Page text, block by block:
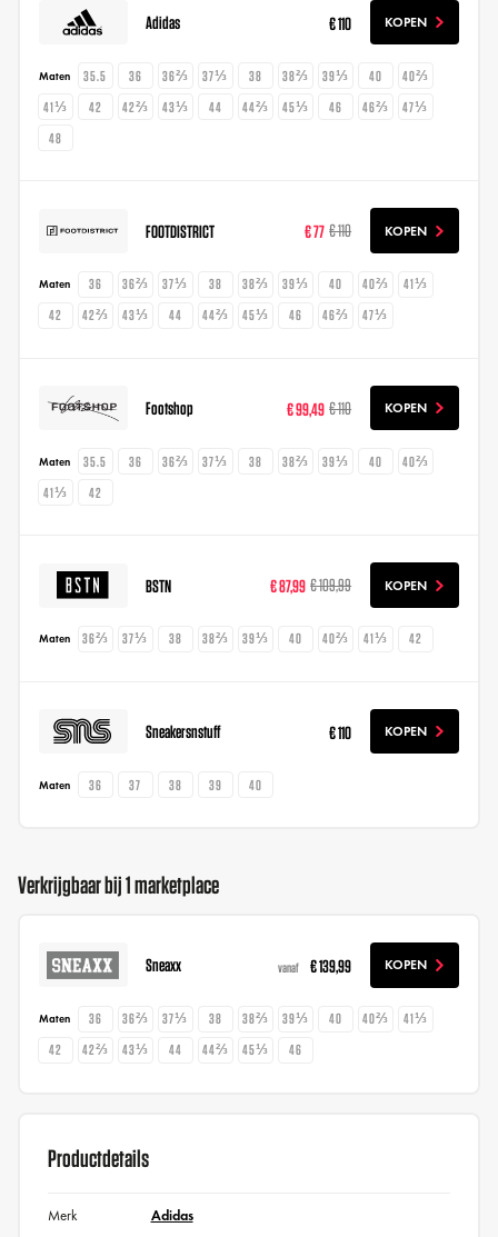
Adidas € 110 KOPEN
Maten 35.5 36 36⅔ 37⅓ 38 38⅔ 39⅓ 40
40⅔
41⅓
42 42⅔ 43⅓ 44 44⅔ 45⅓ 46 46⅔
47⅓
48
FOOTDISTRICT € 77 € 110 KOPEN
Maten 36 36⅔ 37⅓ 38 38⅔ 39⅓ 40 40⅔
41⅓
42
42⅔ 43⅓ 44 44⅔ 45⅓ 46 46⅔ 47⅓
Footshop € 99,49 € 110 KOPEN
Maten 35.5 36 36⅔ 37⅓ 38 38⅔ 39⅓ 40
40⅔
41⅓
42
BSTN € 87,99 € 109,99 KOPEN
Maten 36⅔ 37⅓ 38 38⅔ 39⅓ 40 40⅔ 41⅓ 42
Sneakersnstuff € 110 KOPEN
Maten 36 37 38 39 40
Verkrijgbaar bij 1 marketplace
Sneaxx vanaf € 139,99 KOPEN
Maten 36 36⅔ 37⅓ 38 38⅔ 39⅓ 40 40⅔
41⅓
42
42⅔ 43⅓ 44 44⅔ 45⅓ 46
Productdetails
Merk Adidas